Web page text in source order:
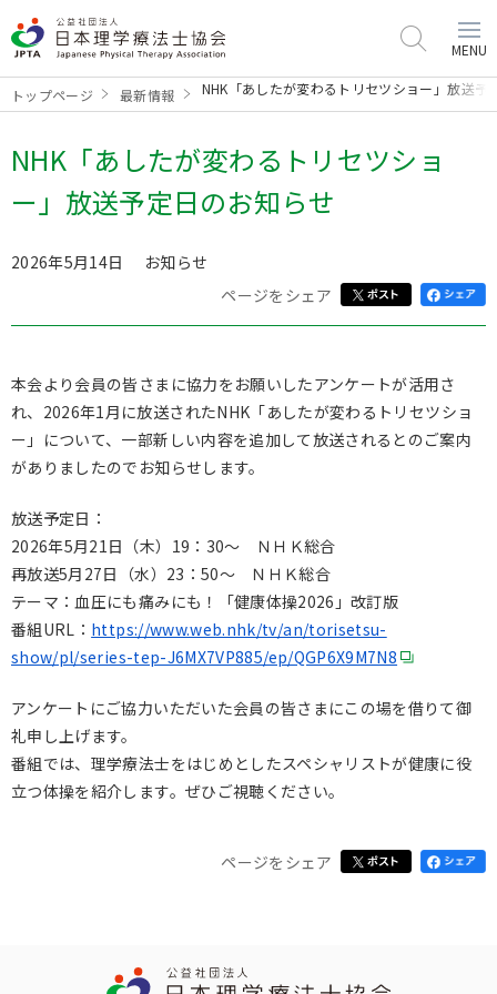
MENU
トップページ 最新情報 NHK「あしたが変わるトリセツショー」放送予
NHK「あしたが変わるトリセツショ
ー」放送予定日のお知らせ
2026年5月14日
お知らせ
ページをシェア
本会より会員の皆さまに協力をお願いしたアンケートが活用さ
れ、2026年1月に放送されたNHK「あしたが変わるトリセツショ
ー」について、一部新しい内容を追加して放送されるとのご案内
がありましたのでお知らせします。
放送予定日：
2026年5月21日（木）19：30～ ＮＨＫ総合
再放送5月27日（水）23：50～ ＮＨＫ総合
テーマ：血圧にも痛みにも！「健康体操2026」改訂版
番組URL： https://www.web.nhk/tv/an/torisetsu-
show/pl/series-tep-J6MX7VP885/ep/QGP6X9M7N8
アンケートにご協力いただいた会員の皆さまにこの場を借りて御
礼申し上げます。
番組では、理学療法士をはじめとしたスペシャリストが健康に役
立つ体操を紹介します。ぜひご視聴ください。
ページをシェア